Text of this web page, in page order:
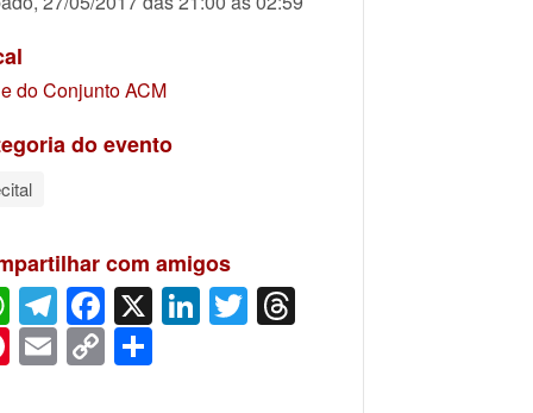
do Conjunto ACM
do evento
com amigos
WhatsApp
Telegram
Facebook
X LinkedIn
Twitter
Pinterest
Email
Copy
Link